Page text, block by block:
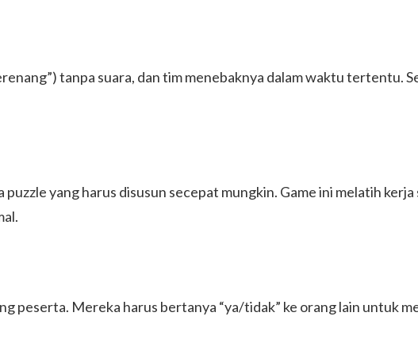
tanpa suara, dan tim menebaknya dalam waktu tertentu.
yang harus disusun secepat mungkin. Game ini melatih
peserta. Mereka harus bertanya “ya/tidak” ke orang lain untuk